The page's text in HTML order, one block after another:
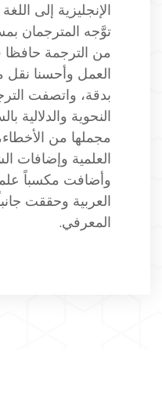
الإنجليزية إلى
توَّجه المترجمان
من الترجمة
العمل وأحسنا نقل
بدقة، واتصفت
النحوية والدلالية
مجملها من
العلمية وإضافات
وأضافت مكسباً
العربية وحققت
المعرفي.